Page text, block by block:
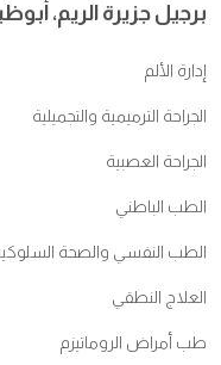
برجيل جزيرة الريم،
إدارة الألم
الجراحة الترميمية والتجميلية
الجراحة العصبية
الطب الباطني
الطب النفسي والصحة
العلاج النطقي
طب أمراض الروماتيزم